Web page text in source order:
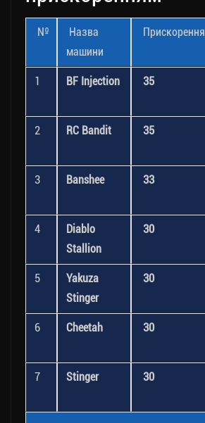
№
Назва
машини
Прискорення
1 BF Injection 35
2 RC Bandit 35
3 Banshee 33
4
Diablo
Stallion
30
5
Yakuza
Stinger
30
6 Cheetah 30
7 Stinger 30